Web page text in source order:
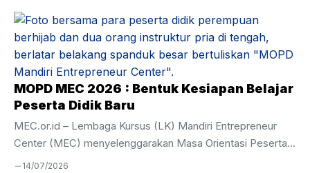
kewirausahaan bagi peserta didik baru. Kegiatan yang diikuti
oleh 44 peserta ini dirancang untuk memberikan
pengalaman langsung dalam mengenali kebutuhan pasar,
membangun komunikasi dengan calon mitra usaha, hingga
melakukan praktik penjualan secara nyata. Sebanyak 44
peserta dibagi ke dalam 10 kelompok, masing-masing
terdiri atas 4–5 orang. Mereka memperoleh tantangan
untuk keluar dari lingkungan ...
MOPD MEC 2026 : Bentuk Kesiapan Belajar
Peserta Didik Baru
MEC.or.id – Lembaga Kursus (LK) Mandiri Entrepreneur
Center (MEC) menyelenggarakan Masa Orientasi Peserta
Didik (MOPD) Tahun Akademik 2026–2027 pada 6–10 Juli
14/07/2026